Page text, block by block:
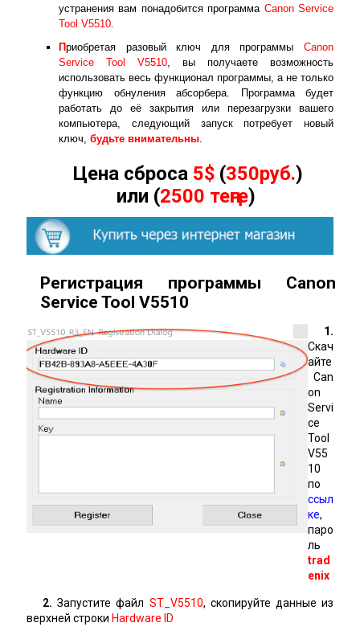
устранения вам понадобится программа Canon Service
Tool V5510.
Приобретая разовый ключ для программы Canon
Service Tool V5510, вы получаете возможность
использовать весь функционал программы, а не только
функцию обнуления абсорбера. Программа будет
работать до её закрытия или перезагрузки вашего
компьютера, следующий запуск потребует новый
ключ, будьте внимательны.
Цена сброса 5$ (350руб.)
или (2500 теңге)
Регистрация программы Canon
Service Tool V5510
1.
Скач
айте
Can
on
Servi
ce
Tool
V55
10
по
ссыл
ке,
паро
ль
trad
enix
2. Запустите файл ST_V5510, скопируйте данные из
верхней строки Hardware ID